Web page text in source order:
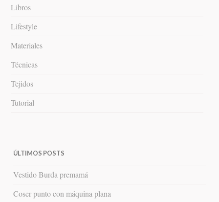
Libros
Lifestyle
Materiales
Técnicas
Tejidos
Tutorial
ÚLTIMOS POSTS
Vestido Burda premamá
Coser punto con máquina plana